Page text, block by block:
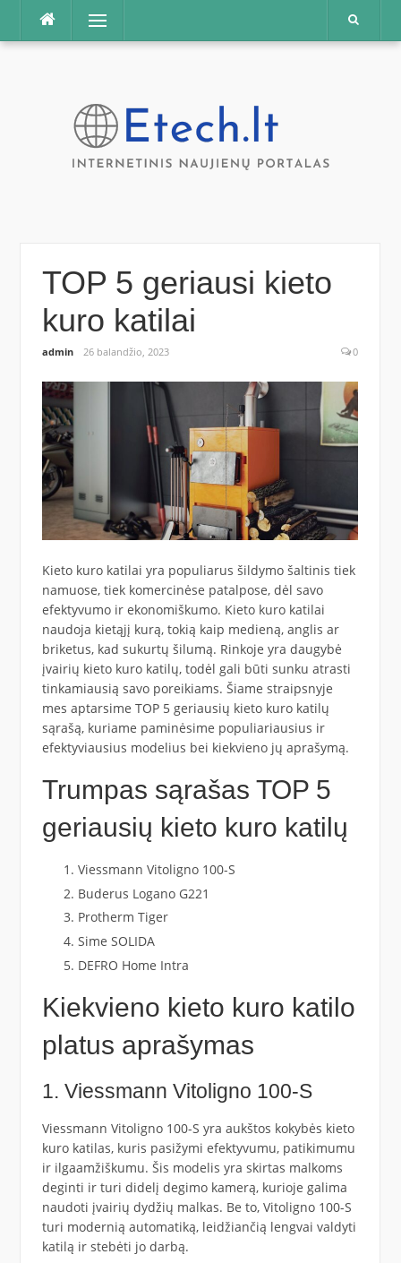
Praleisti
Meniu
TOP 5 geriausi kieto
kuro katilai
admin 26 balandžio, 2023 0
Kieto kuro katilai yra populiarus šildymo šaltinis tiek
namuose, tiek komercinėse patalpose, dėl savo
efektyvumo ir ekonomiškumo. Kieto kuro katilai
naudoja kietąjį kurą, tokią kaip medieną, anglis ar
briketus, kad sukurtų šilumą. Rinkoje yra daugybė
įvairių kieto kuro katilų, todėl gali būti sunku atrasti
tinkamiausią savo poreikiams. Šiame straipsnyje
mes aptarsime TOP 5 geriausių kieto kuro katilų
sąrašą, kuriame paminėsime populiariausius ir
efektyviausius modelius bei kiekvieno jų aprašymą.
Trumpas sąrašas TOP 5
geriausių kieto kuro katilų
Viessmann Vitoligno 100-S
Buderus Logano G221
Protherm Tiger
Sime SOLIDA
DEFRO Home Intra
Kiekvieno kieto kuro katilo
platus aprašymas
1. Viessmann Vitoligno 100-S
Viessmann Vitoligno 100-S yra aukštos kokybės kieto
kuro katilas, kuris pasižymi efektyvumu, patikimumu
ir ilgaamžiškumu. Šis modelis yra skirtas malkoms
deginti ir turi didelį degimo kamerą, kurioje galima
naudoti įvairių dydžių malkas. Be to, Vitoligno 100-S
turi modernią automatiką, leidžiančią lengvai valdyti
katilą ir stebėti jo darbą.